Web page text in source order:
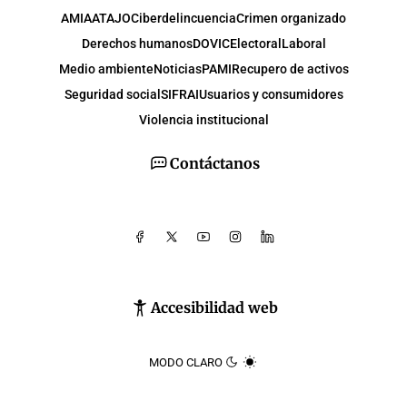
Contáctanos
Accesibilidad web
MODO CLARO
AMIAATAJOCiberdelincuenciaCrimen organizado
Derechos humanosDOVICElectoral Laboral
Medio ambienteNoticiasPAMIRecupero de activos
Seguridad social SIFRAIUsuarios y consumidores
Violencia institucional